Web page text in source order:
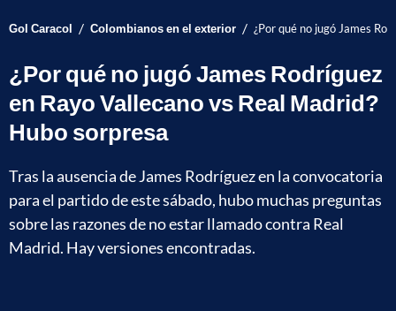
Gol Caracol / Colombianos en el exterior / ¿Por qué no jugó James
¿Por qué no jugó James Rodríguez
en Rayo Vallecano vs Real Madrid?
Hubo sorpresa
Tras la ausencia de James Rodríguez en la convocatoria
para el partido de este sábado, hubo muchas preguntas
sobre las razones de no estar llamado contra Real
Madrid. Hay versiones encontradas.